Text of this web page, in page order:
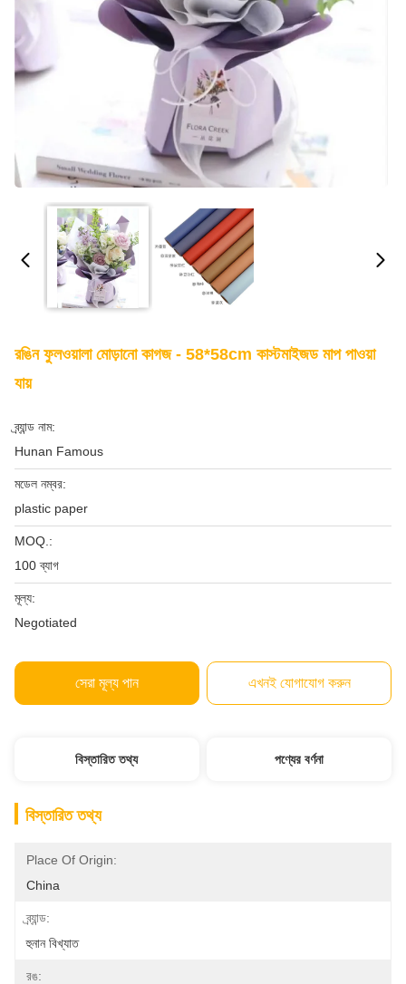
রঙিন ফুলওয়ালা মোড়ানো কাগজ - 58*58cm কাস্টমাইজড মাপ পাওয়া
যায়
ব্র্যান্ড নাম:
Hunan Famous
মডেল নম্বর:
plastic paper
MOQ.:
100 ব্যাগ
মূল্য:
Negotiated
সেরা মূল্য পান এখনই যোগাযোগ করুন
বিস্তারিত তথ্য পণ্যের বর্ণনা
বিস্তারিত তথ্য
Place Of Origin:
China
ব্র্যান্ড:
হুনান বিখ্যাত
রঙ: